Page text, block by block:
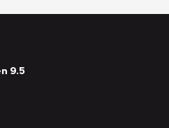
9.5